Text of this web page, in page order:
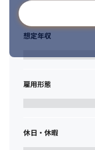
想定年収
雇用形態
休日・休暇